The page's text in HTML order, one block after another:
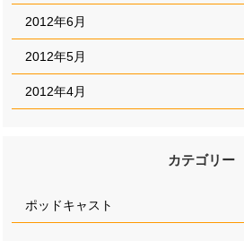
2012年6月
2012年5月
2012年4月
カテゴリー
ポッドキャスト